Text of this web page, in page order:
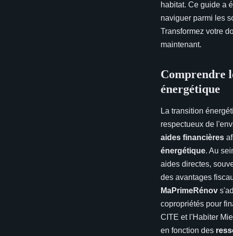
habitat. Ce guide a
naviguer parmi les
Transformez votre
maintenant.
Comprendre
énergétique
La transition
respectueux de
aides financières
énergétique. Au
aides directes,
des avantages
MaPrimeRénov
copropriétés pour
CITE et l'Habiter
en fonction des